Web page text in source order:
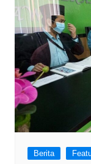
Berita